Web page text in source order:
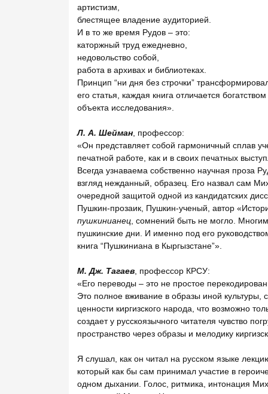
артистизм,
блестящее владение аудиторией.
И в то же время Рудов – это:
каторжный труд ежедневно,
недовольство собой,
работа в архивах и библиотеках.
Принцип “ни дня без строчки”
его статья, каждая книга отличается
объекта исследования».
Л. А. Шейман, профессор:
«Он представляет собой гармоничный сплав
печатной работе, как и в своих печатных
Всегда узнаваема собственно научная проза
взгляд нежданный, образец. Его назвал сам
очередной защитой одной из кандидатских
Пушкин-прозаик, Пушкин-ученый, автор
пушкинианец, сомнений быть не могло.
пушкинские дни. И именно под его
книга “Пушкиниана в Кыргызстане”».
М. Дж. Тагаев, профессор КРСУ:
«Его переводы – это не простое
Это полное вживание в образы иной культуры,
ценности киргизского народа, что возможно
создает у русскоязычного читателя чувство
пространство через образы и мелодику
Я слушал, как он читал на русском языке
который как бы сам принимал участие в
одном дыхании. Голос, ритмика, интонация